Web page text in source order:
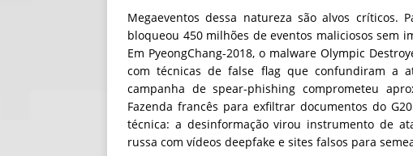
Megaeventos dessa natureza são alvos críticos.
bloqueou 450 milhões de eventos maliciosos sem
Em PyeongChang-2018, o malware Olympic
com técnicas de false flag que confundiram a
campanha de spear-phishing comprometeu
Fazenda francês para exfiltrar documentos do
técnica: a desinformação virou instrumento de
russa com vídeos deepfake e sites falsos para